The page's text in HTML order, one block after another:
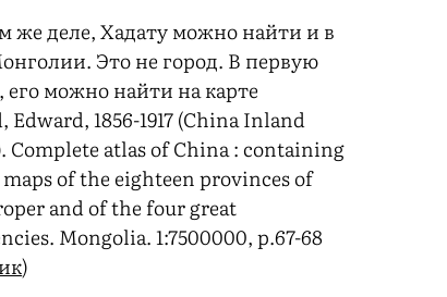
же деле, Хадату можно найти и в
Это не город. В первую
его можно найти на карте
Edward, 1856-1917 (China Inland
Complete atlas of China : containing
maps of the eighteen provinces of
and of the four great
Mongolia. 1:7500000, p.67-68
)